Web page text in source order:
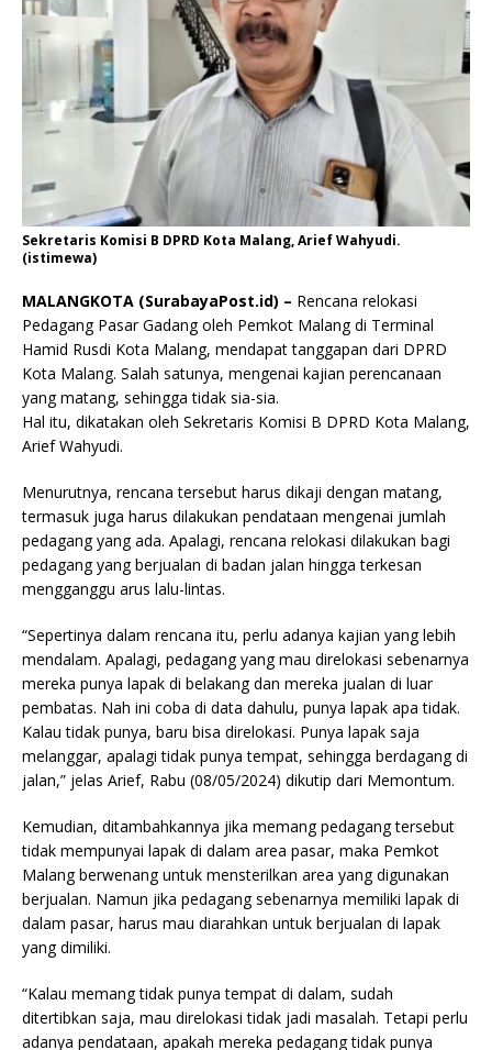
Sekretaris Komisi B DPRD Kota Malang, Arief Wahyudi.
(istimewa)
MALANGKOTA (SurabayaPost.id) – Rencana relokasi
Pedagang Pasar Gadang oleh Pemkot Malang di Terminal
Hamid Rusdi Kota Malang, mendapat tanggapan dari DPRD
Kota Malang. Salah satunya, mengenai kajian perencanaan
yang matang, sehingga tidak sia-sia.
Hal itu, dikatakan oleh Sekretaris Komisi B DPRD Kota Malang,
Arief Wahyudi.
Menurutnya, rencana tersebut harus dikaji dengan matang,
termasuk juga harus dilakukan pendataan mengenai jumlah
pedagang yang ada. Apalagi, rencana relokasi dilakukan bagi
pedagang yang berjualan di badan jalan hingga terkesan
mengganggu arus lalu-lintas.
“Sepertinya dalam rencana itu, perlu adanya kajian yang lebih
mendalam. Apalagi, pedagang yang mau direlokasi sebenarnya
mereka punya lapak di belakang dan mereka jualan di luar
pembatas. Nah ini coba di data dahulu, punya lapak apa tidak.
Kalau tidak punya, baru bisa direlokasi. Punya lapak saja
melanggar, apalagi tidak punya tempat, sehingga berdagang di
jalan,” jelas Arief, Rabu (08/05/2024) dikutip dari Memontum.
Kemudian, ditambahkannya jika memang pedagang tersebut
tidak mempunyai lapak di dalam area pasar, maka Pemkot
Malang berwenang untuk mensterilkan area yang digunakan
berjualan. Namun jika pedagang sebenarnya memiliki lapak di
dalam pasar, harus mau diarahkan untuk berjualan di lapak
yang dimiliki.
“Kalau memang tidak punya tempat di dalam, sudah
ditertibkan saja, mau direlokasi tidak jadi masalah. Tetapi perlu
adanya pendataan, apakah mereka pedagang tidak punya